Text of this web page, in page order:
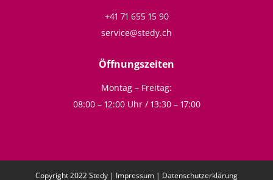
+41 71 655 15 90
service@stedy.ch
Öffnungszeiten
Montag – Freitag:
08:00 – 12:00 Uhr / 13:30 – 17:00
Copyright 2022 Stedy | Impressum | Datenschutzerklärung